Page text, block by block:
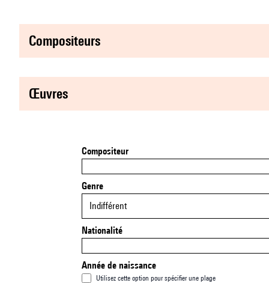
compositeurs
œuvres
Compositeur
Genre
Indifférent
Nationalité
Année de naissance
Utilisez cette option pour spécifier une plage